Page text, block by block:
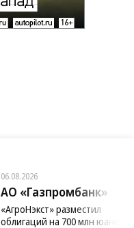
06.08.2026
АО «Газпромбанк»
«АгроНэкст» разместил
облигаций на 700 млн юаней